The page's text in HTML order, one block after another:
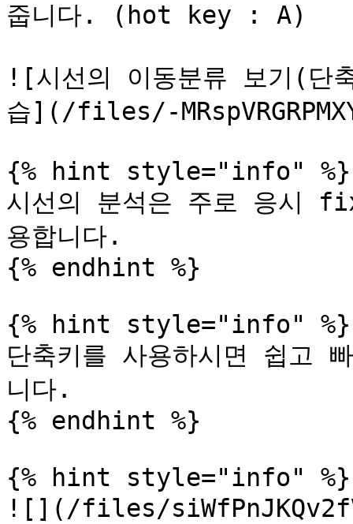
줍니다. (hot key : A)
![시선의 이동분류 보기(단
습](/files/-
{% hint style="info" %}
시선의 분석은 주로 응시
용합니다.
{% endhint %}
{% hint style="info" %}
단축키를 사용하시면 쉽고
니다.
{% endhint %}
{% hint style="info" %}
![](/files/